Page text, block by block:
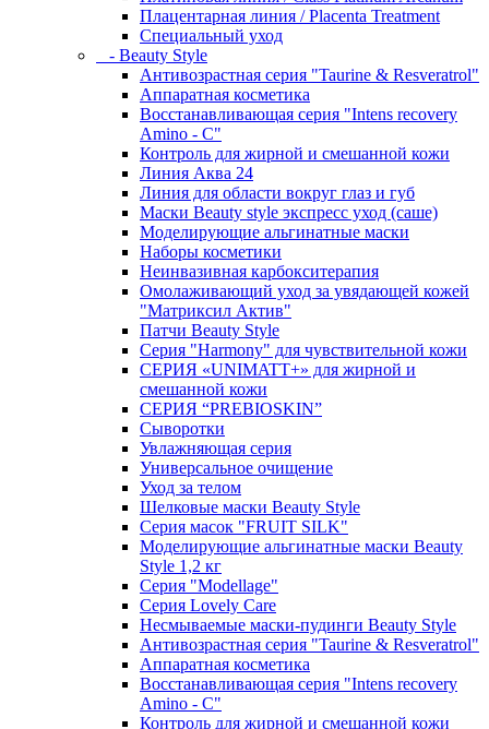
Плацентарная линия / Placenta Treatment
Специальный уход
- Beauty Style
Антивозрастная серия "Taurine & Resveratrol"
Аппаратная косметика
Восстанавливающая серия "Intens recovery
Amino - C"
Контроль для жирной и смешанной кожи
Линия Аква 24
Линия для области вокруг глаз и губ
Маски Beauty style экспресс уход (саше)
Моделирующие альгинатные маски
Наборы косметики
Неинвазивная карбокситерапия
Омолаживающий уход за увядающей кожей
"Матриксил Актив"
Патчи Beauty Style
Серия "Harmony" для чувствительной кожи
СЕРИЯ «UNIMATT+» для жирной и
смешанной кожи
СЕРИЯ “PREBIOSKIN”
Сыворотки
Увлажняющая серия
Универсальное очищение
Уход за телом
Шелковые маски Beauty Style
Серия масок "FRUIT SILK"
Моделирующие альгинатные маски Beauty
Style 1,2 кг
Серия "Modellage"
Cерия Lovely Care
Несмываемые маски-пудинги Beauty Style
Антивозрастная серия "Taurine & Resveratrol"
Аппаратная косметика
Восстанавливающая серия "Intens recovery
Amino - C"
Контроль для жирной и смешанной кожи